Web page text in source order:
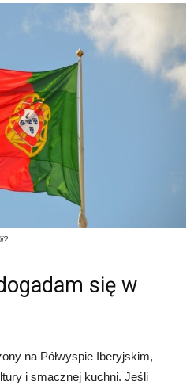
się w
na Półwyspie Iberyjskim,
i smacznej kuchni. Jeśli